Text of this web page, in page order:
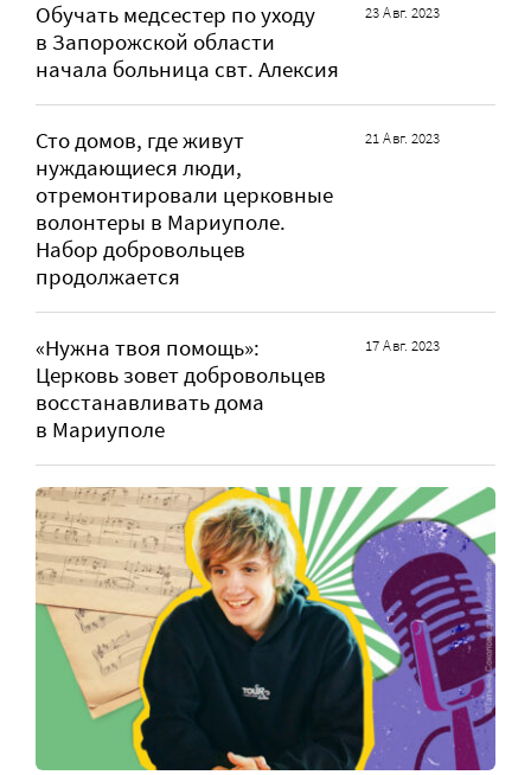
Обучать медсестер по уходу
в Запорожской области
начала больница свт. Алексия
23 Авг. 2023
Сто домов, где живут
нуждающиеся люди,
отремонтировали церковные
волонтеры в Мариуполе.
Набор добровольцев
продолжается
21 Авг. 2023
«Нужна твоя помощь»:
Церковь зовет добровольцев
восстанавливать дома
в Мариуполе
17 Авг. 2023